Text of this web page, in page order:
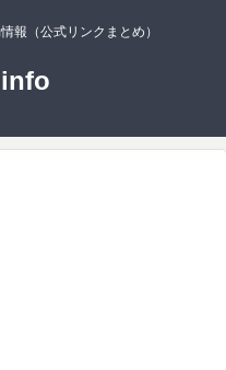
報（公式リンクまとめ）